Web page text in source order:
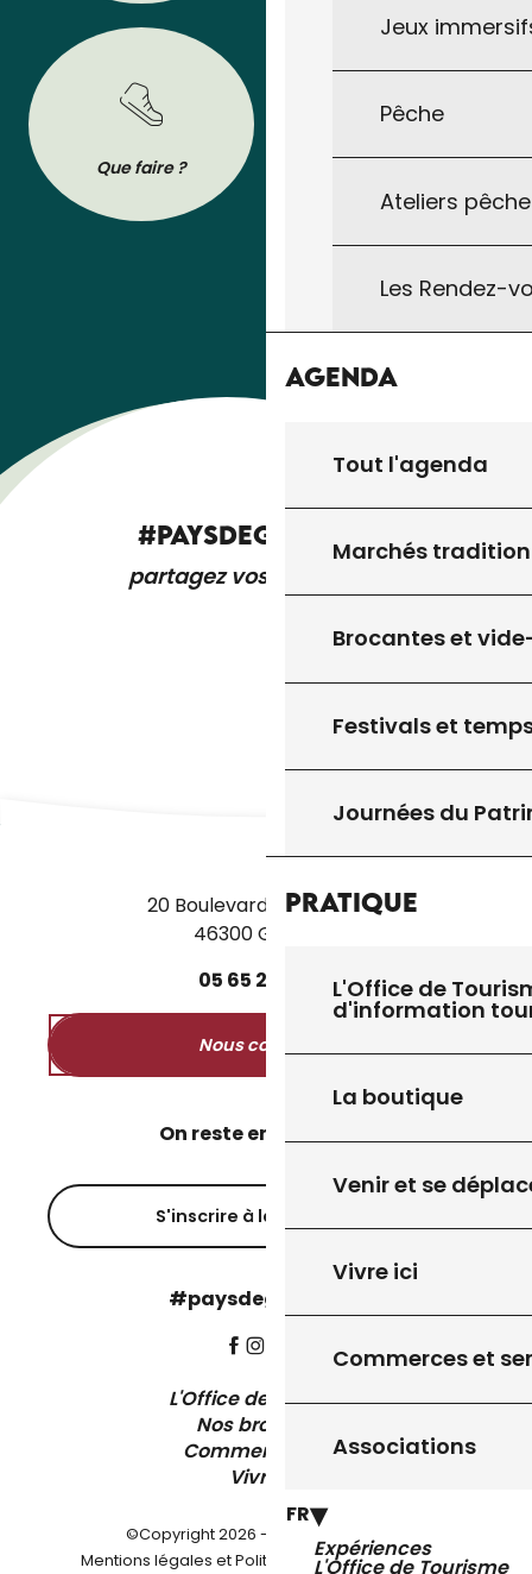
Jeux
Pêche
Ateliers
Les Rendez-
Agenda
Tout l'agenda
Marchés
Brocantes et
Festivals et
Journées du
Pratique
L'Office de
d'information
La boutique
Venir et se
Vivre ici
Commerces et
Associations
FR
Expériences
L'Office de Tourisme
Que faire ?
BROCHURES
Tout pour préparer votre séjour : les
brochures de l’Office de Tourisme à
#PAYSDEGOURDON
partagez vos expériences
20 Boulevard des Martyrs
46300 Gourdon
05 65 27 50
Nous contacter
On reste en contact ?
S'inscrire à la newsletter
#paysdegourdon !
L'Office de Tourisme
Nos brochures
Comment venir ?
Vivre ici
©Copyright 2026 - Pays de Gourdon
Mentions légales et Politique de confidentialité-